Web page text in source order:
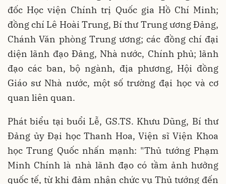
đốc Học viện Chính trị Quốc gia Hồ Chí Minh;
đồng chí Lê Hoài Trung, Bí thư Trung ương Đảng,
Chánh Văn phòng Trung ương; các đồng chí đại
diện lãnh đạo Đảng, Nhà nước, Chính phủ; lãnh
đạo các ban, bộ ngành, địa phương, Hội đồng
Giáo sư Nhà nước, một số trường đại học và cơ
quan liên quan.
Phát biểu tại buổi Lễ, GS.TS. Khưu Dũng, Bí thư
Đảng ủy Đại học Thanh Hoa, Viện sĩ Viện Khoa
học Trung Quốc nhấn mạnh: "Thủ tướng Phạm
Minh Chính là nhà lãnh đạo có tầm ảnh hưởng
quốc tế, từ khi đảm nhận chức vụ Thủ tướng đến